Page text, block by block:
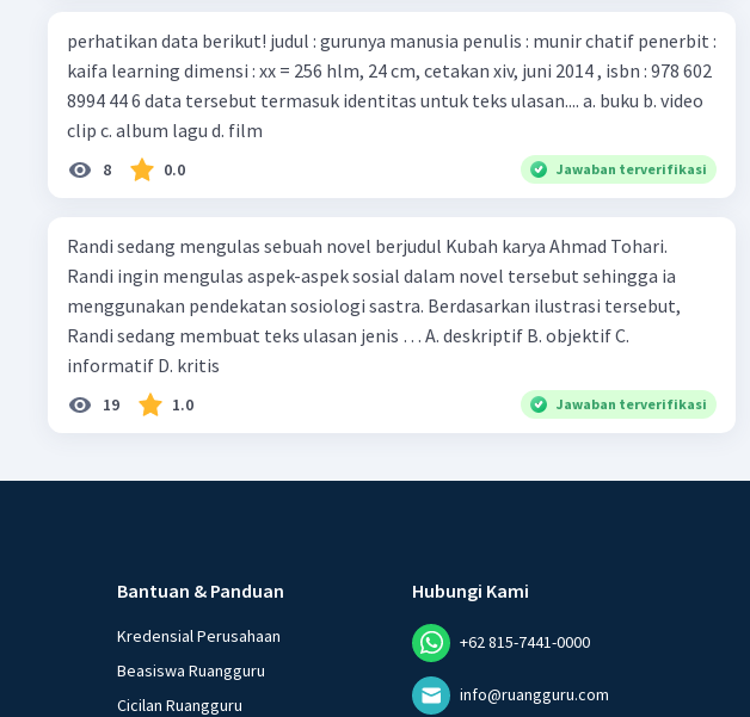
perhatikan data berikut! judul : gurunya manusia penulis : munir chatif penerbit :
kaifa learning dimensi : xx = 256 hlm, 24 cm, cetakan xiv, juni 2014 , isbn : 978 602
8994 44 6 data tersebut termasuk identitas untuk teks ulasan.... a. buku b. video
clip c. album lagu d. film
8 0.0 Jawaban terverifikasi
Randi sedang mengulas sebuah novel berjudul Kubah karya Ahmad Tohari.
Randi ingin mengulas aspek-aspek sosial dalam novel tersebut sehingga ia
menggunakan pendekatan sosiologi sastra. Berdasarkan ilustrasi tersebut,
Randi sedang membuat teks ulasan jenis … A. deskriptif B. objektif C.
informatif D. kritis
19 1.0 Jawaban terverifikasi
Bantuan & Panduan
Kredensial Perusahaan
Beasiswa Ruangguru
Cicilan Ruangguru
Hubungi Kami
+62 815-7441-0000
info@ruangguru.com